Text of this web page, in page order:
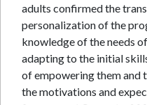
adults confirmed the
personalization of the
knowledge of the needs
adapting to the initial
of empowering them and
the motivations and